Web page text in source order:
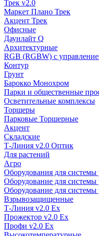
Трек v2.0
Маркет Плано Трек
Акцент Трек
Офисные
Даунлайт Q
Архитектурные
RGB (RGBW) с
Контур
Грунт
Барокко Монохром
Парки и общественные
Осветительные комплексы
Торшеры
Парковые Торшерные
Акцент
Складские
Т-Линия v2.0 Оптик
Для растений
Агро
Оборудования для системы
Оборудование для
Оборудование для системы
Взрывозащищенные
Т-Линия v2.0 Ex
Прожектор v2.0 Ex
Профи v2.0 Ex